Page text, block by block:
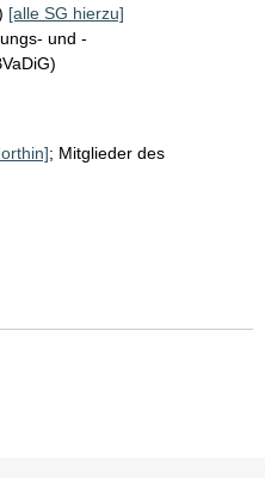
[alle SG hierzu]
und -
; Mitglieder des